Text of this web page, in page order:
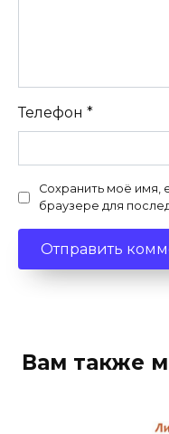
Телефон *
Сохранить моё имя,
браузере для
Вам также